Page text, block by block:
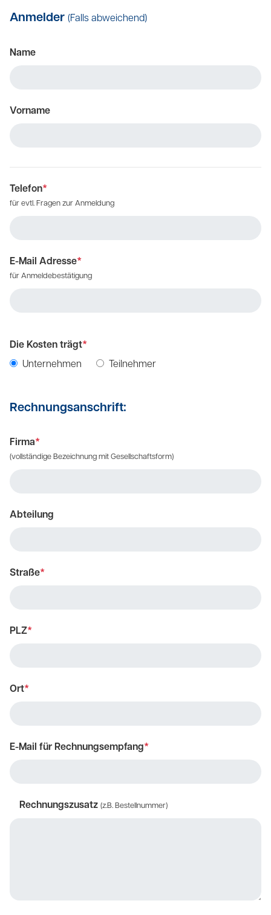
Anmelder (Falls abweichend)
Name
Vorname
Telefon*
für evtl. Fragen zur Anmeldung
E-Mail Adresse*
für Anmeldebestätigung
Die Kosten trägt*
Unternehmen
Teilnehmer
Rechnungsanschrift:
Firma*
(vollständige Bezeichnung mit Gesellschaftsform)
Abteilung
Straße*
PLZ*
Ort*
E-Mail für Rechnungsempfang*
Rechnungszusatz (z.B. Bestellnummer)